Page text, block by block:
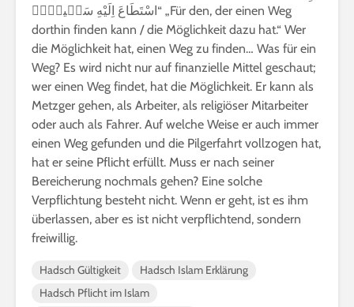
اسْتَطَاعَ اِلَيْهِ سَب۪يلًاۜ“ „Für den, der einen Weg
dorthin finden kann / die Möglichkeit dazu hat.“ Wer
die Möglichkeit hat, einen Weg zu finden… Was für ein
Weg? Es wird nicht nur auf finanzielle Mittel geschaut;
wer einen Weg findet, hat die Möglichkeit. Er kann als
Metzger gehen, als Arbeiter, als religiöser Mitarbeiter
oder auch als Fahrer. Auf welche Weise er auch immer
einen Weg gefunden und die Pilgerfahrt vollzogen hat,
hat er seine Pflicht erfüllt. Muss er nach seiner
Bereicherung nochmals gehen? Eine solche
Verpflichtung besteht nicht. Wenn er geht, ist es ihm
überlassen, aber es ist nicht verpflichtend, sondern
freiwillig.
Hadsch Gültigkeit
Hadsch Islam Erklärung
Hadsch Pflicht im Islam